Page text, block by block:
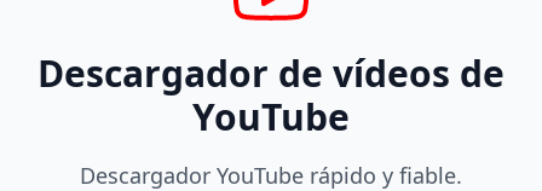
Descargador de vídeos de
YouTube
Descargador YouTube rápido y fiable.